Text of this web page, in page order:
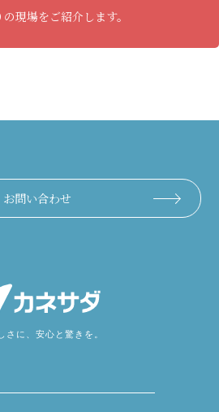
現場をご紹介します。
お問い合わせ